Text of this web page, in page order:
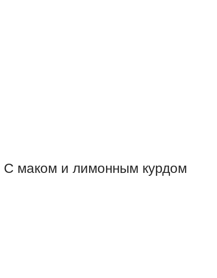
С маком и лимонным курдом